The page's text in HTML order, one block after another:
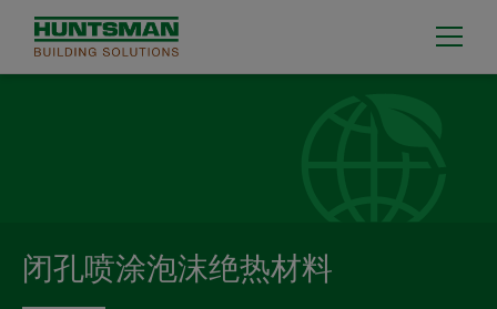
闭孔喷涂泡沫绝热材料